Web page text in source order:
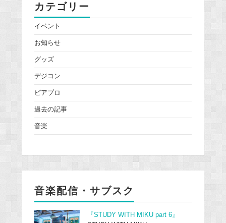
カテゴリー
イベント
お知らせ
グッズ
デジコン
ピアプロ
過去の記事
音楽
音楽配信・サブスク
『STUDY WITH MIKU part 6』